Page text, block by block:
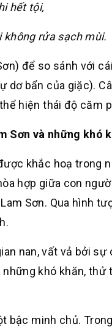
hết tội,
rửa sạch mùi.
để so sánh với
dơ bẩn của giặc).
hiện thái độ căm
Sơn và những khó
khắc hoạ trong
hợp giữa con
Sơn. Qua hình
nan, vất vả bởi
khó khăn,
bậc minh chủ.